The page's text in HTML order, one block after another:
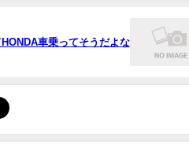
車乗ってそうだよな